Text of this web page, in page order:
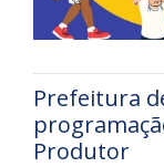
Prefeitura
Produtor